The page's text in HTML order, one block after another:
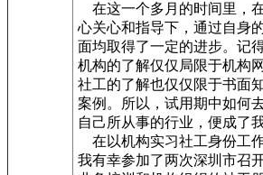
在这一个多月的时间里，
心关心和指导下，通过自身
面均取得了一定的进步。记
机构的了解仅仅局限于机构
社工的了解也仅仅限于书面
案例。所以，试用期中如何
自己所从事的行业，便成了
在以机构实习社工身份工
我有幸参加了两次深圳市召